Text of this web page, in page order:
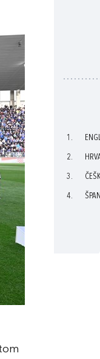
1.
2.
3.
4.